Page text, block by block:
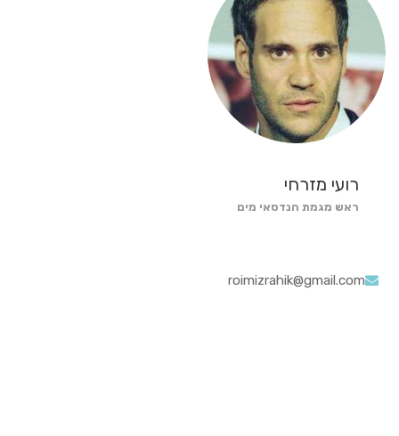
רועי מזרחי
ראש מגמת הנדסאי מים
roimizrahik@gmail.com